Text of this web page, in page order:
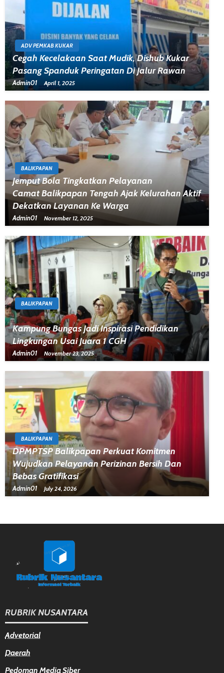
ADV PEMKAB KUKAR
Cegah Kecelakaan Saat Mudik, Dishub Kukar
Pasang Spanduk Peringatan Di Jalur Rawan
Admin01 April 1, 2025
BALIKPAPAN
Jemput Bola Tingkatkan Pelayanan
Camat Balikpapan Tengah Ajak Kelurahan Aktif
Dekatkan Layanan Ke Warga
Admin01 November 12, 2025
BALIKPAPAN
Kampung Bungas Jadi Inspirasi Pendidikan
Lingkungan Usai Juara 1 CGH
Admin01 November 23, 2025
BALIKPAPAN
DPMPTSP Balikpapan Perkuat Komitmen
Wujudkan Pelayanan Perizinan Bersih Dan
Bebas Gratifikasi
Admin01 July 24, 2026
RUBRIK NUSANTARA
Advetorial
Daerah
Pedoman Media Siber